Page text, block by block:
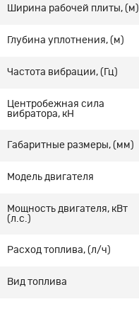
Ширина рабочей плиты, (м)
Глубина уплотнения, (м)
Частота вибрации, (Гц)
Центробежная сила
вибратора, кН
Габаритные размеры, (мм)
Модель двигателя
Мощность двигателя, кВт
(л.с.)
Расход топлива, (л/ч)
Вид топлива